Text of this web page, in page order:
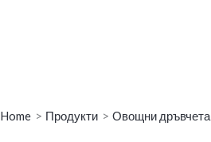
Home Продукти Овощни дръвчета